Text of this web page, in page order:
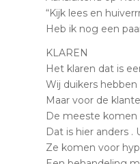
“Kijk lees en
Heb ik nog een
KLAREN
Het klaren dat is
Wij duikers
Maar voor de
De meeste komen
Dat is hier anders
Ze komen voor